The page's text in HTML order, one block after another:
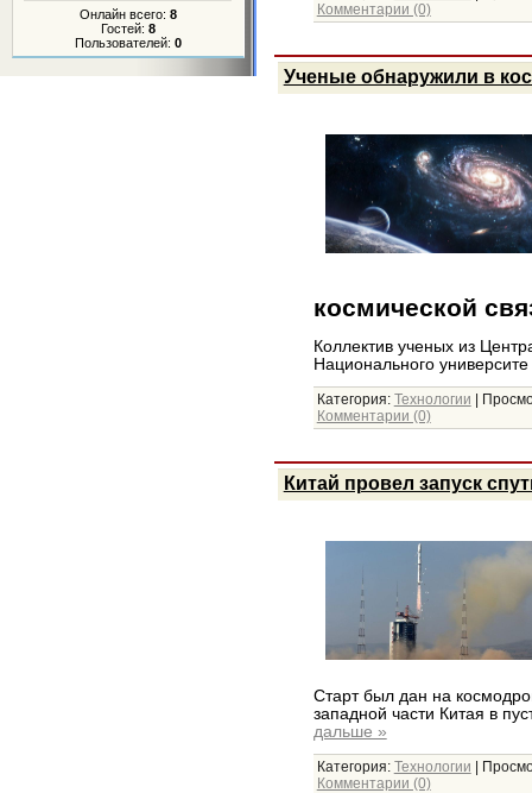
Онлайн всего: 8
Гостей: 8
Пользователей: 0
Комментарии (0)
Ученые обнаружили в
космической
Коллектив ученых из
Национального университе
Категория: Технологии |
Комментарии (0)
Китай провел запуск
Старт был дан на
западной части Китая в
дальше »
Категория: Технологии |
Комментарии (0)